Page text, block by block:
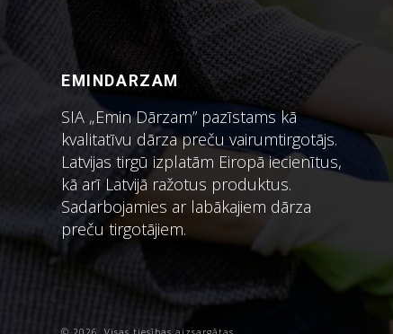
EMINDARZAM
SIA „Emin Dārzam” pazīstams kā
kvalitatīvu dārza preču vairumtirgotājs.
Latvijas tirgū izplatām Eiropā iecienītus,
kā arī Latvijā ražotus produktus.
Sadarbojamies ar labākajiem dārza
preču tirgotājiem.